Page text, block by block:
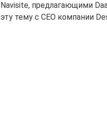
Navisite, предлагающими
эту тему с CEO компании